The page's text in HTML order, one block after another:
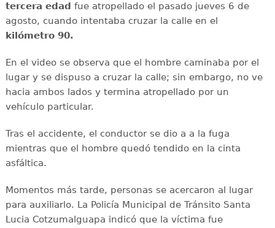
tercera edad fue atropellado el pasado jueves 6 de
agosto, cuando intentaba cruzar la calle en el
kilómetro 90.
En el video se observa que el hombre caminaba por el
lugar y se dispuso a cruzar la calle; sin embargo, no ve
hacia ambos lados y termina atropellado por un
vehículo particular.
Tras el accidente, el conductor se dio a a la fuga
mientras que el hombre quedó tendido en la cinta
asfáltica.
Momentos más tarde, personas se acercaron al lugar
para auxiliarlo. La Policía Municipal de Tránsito Santa
Lucia Cotzumalguapa indicó que la víctima fue